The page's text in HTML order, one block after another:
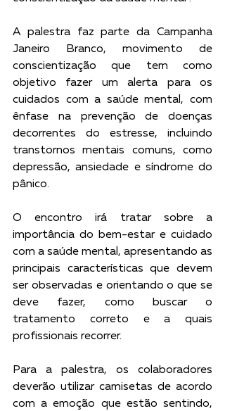
A palestra faz parte da Campanha
Janeiro Branco, movimento de
conscientização que tem como
objetivo fazer um alerta para os
cuidados com a saúde mental, com
ênfase na prevenção de doenças
decorrentes do estresse, incluindo
transtornos mentais comuns, como
depressão, ansiedade e síndrome do
pânico.
O encontro irá tratar sobre a
importância do bem-estar e cuidado
com a saúde mental, apresentando as
principais características que devem
ser observadas e orientando o que se
deve fazer, como buscar o
tratamento correto e a quais
profissionais recorrer.
Para a palestra, os colaboradores
deverão utilizar camisetas de acordo
com a emoção que estão sentindo,